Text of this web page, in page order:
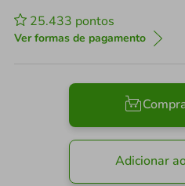
25.433 pontos
Ver formas de pagamento
Adicionar